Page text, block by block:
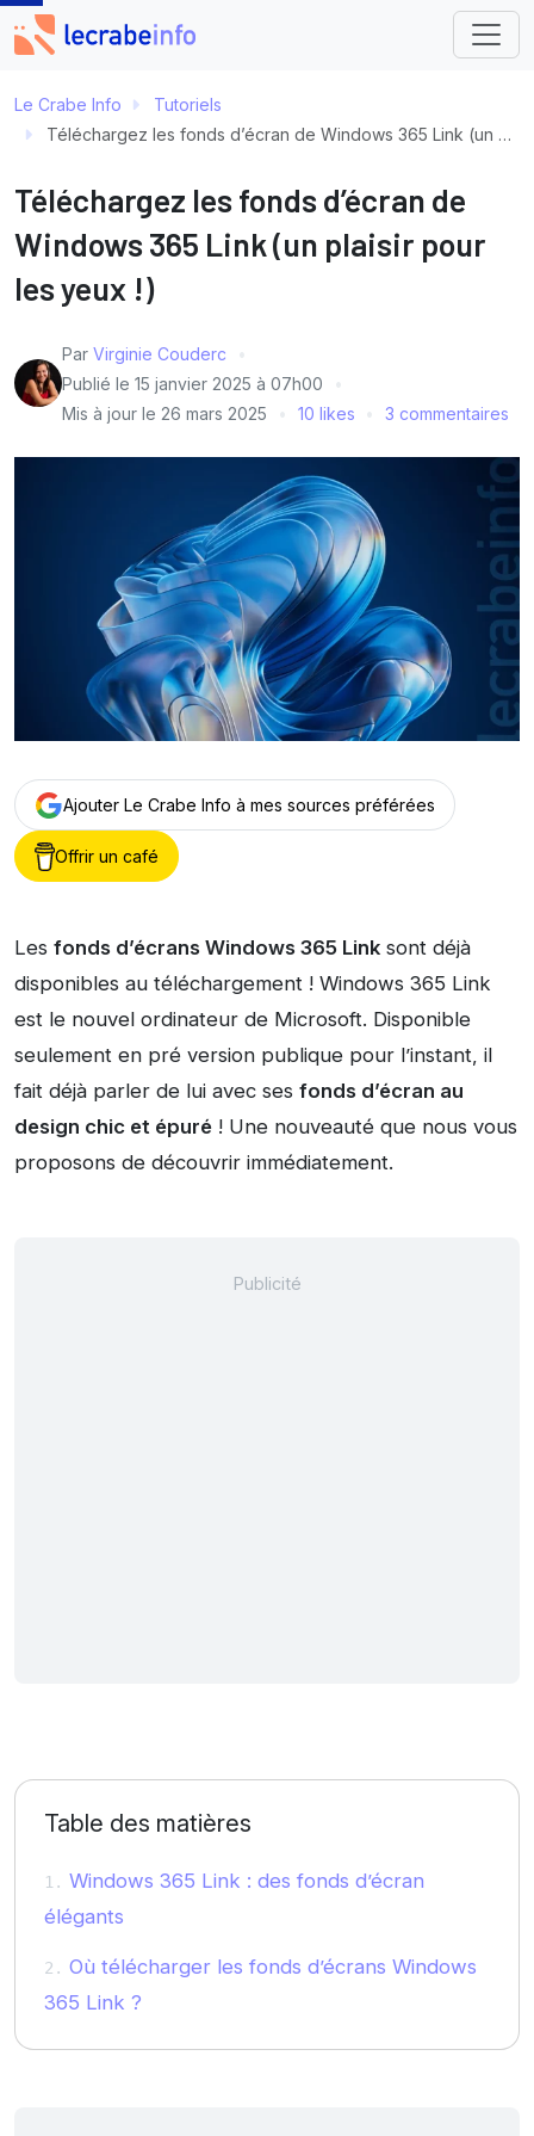
Le Crabe Info
Tutoriels
Téléchargez les fonds d’écran de Windows 365 Link (un plaisir pour les yeux !)
Téléchargez les fonds d’écran de
Windows 365 Link (un plaisir pour
les yeux !)
Par Virginie Couderc
Publié le 15 janvier 2025 à 07h00
Mis à jour le 26 mars 2025 10 likes 3 commentaires
Ajouter Le Crabe Info à mes sources préférées
Offrir un café
Les fonds d’écrans Windows 365 Link sont déjà
disponibles au téléchargement ! Windows 365 Link
est le nouvel ordinateur de Microsoft. Disponible
seulement en pré version publique pour l’instant, il
fait déjà parler de lui avec ses fonds d’écran au
design chic et épuré ! Une nouveauté que nous vous
proposons de découvrir immédiatement.
Table des matières
Windows 365 Link : des fonds d’écran
élégants
Où télécharger les fonds d’écrans Windows
365 Link ?